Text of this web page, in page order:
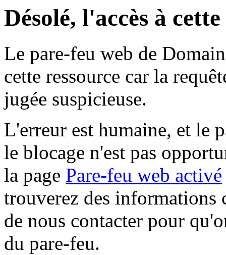
Désolé, l'accès à
Le pare-feu web de
cette ressource car la
jugée suspicieuse.
L'erreur est humaine, et le
le blocage n'est pas
la page Pare-feu web activé
trouverez des informations
de nous contacter pour
du pare-feu.